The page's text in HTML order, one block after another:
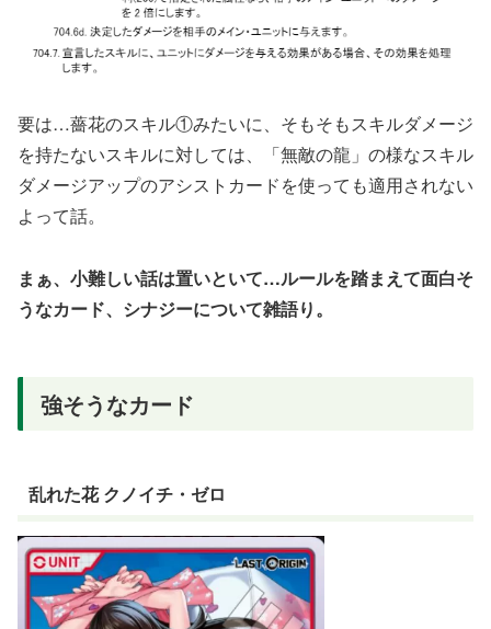
要は…薔花のスキル①みたいに、そもそもスキルダメージ
を持たないスキルに対しては、「無敵の龍」の様なスキル
ダメージアップのアシストカードを使っても適用されない
よって話。
まぁ、小難しい話は置いといて…ルールを踏まえて面白そ
うなカード、シナジーについて雑語り。
強そうなカード
乱れた花 クノイチ・ゼロ